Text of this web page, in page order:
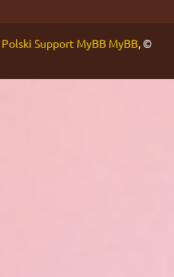
Polski Support MyBB MyBB, ©